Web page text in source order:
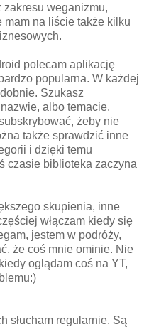
zakresu weganizmu,
na liście także kilku
polecam aplikację
popularna. W każdej
Szukasz
albo temacie.
żeby nie
także sprawdzić inne
i dzięki temu
czasie biblioteka zaczyna
skupienia, inne
włączam kiedy się
jestem w podróży,
że coś mnie ominie. Nie
oglądam coś na YT,
słucham regularnie. Są